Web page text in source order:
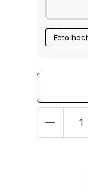
Foto
Quantity